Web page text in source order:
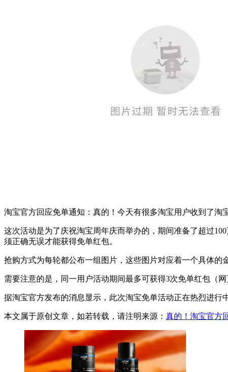
淘宝官方回应免单通知：真的！今天有很多淘宝用户收到了淘
这次活动是为了庆祝淘宝周年庆而举办的，期间准备了超过
须正确无误才能获得免单红包。
抢购方式为每轮都公布一组图片，这些图片对应着一个具体的
需要注意的是，同一用户活动期间最多可获得3次免单红包（
据淘宝官方发布的消息显示，此次淘宝免单活动正在热烈进行
本文属于原创文章，如若转载，请注明来源： 真的！淘宝官方